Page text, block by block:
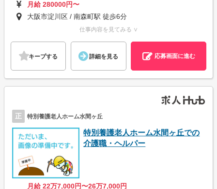
月給 280000円〜
大阪市淀川区 / 南森町駅 徒歩6分
仕事内容を見てみる ∨
キープする 詳細を見る 応募画面に進む
正 特別養護老人ホーム水間ヶ丘
特別養護老人ホーム水間ヶ丘での
介護職・ヘルパー
月給 22万7,000円〜26万7,000円